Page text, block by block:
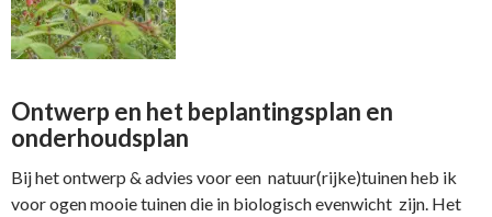
Ontwerp en het beplantingsplan en
onderhoudsplan
Bij het ontwerp & advies voor een natuur(rijke)tuinen heb ik
voor ogen mooie tuinen die in biologisch evenwicht zijn. Het